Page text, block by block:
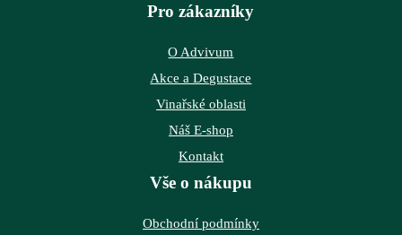
Pro zákazníky
O Advivum
Akce a Degustace
Vinařské oblasti
Náš E-shop
Kontakt
Vše o nákupu
Obchodní podmínky